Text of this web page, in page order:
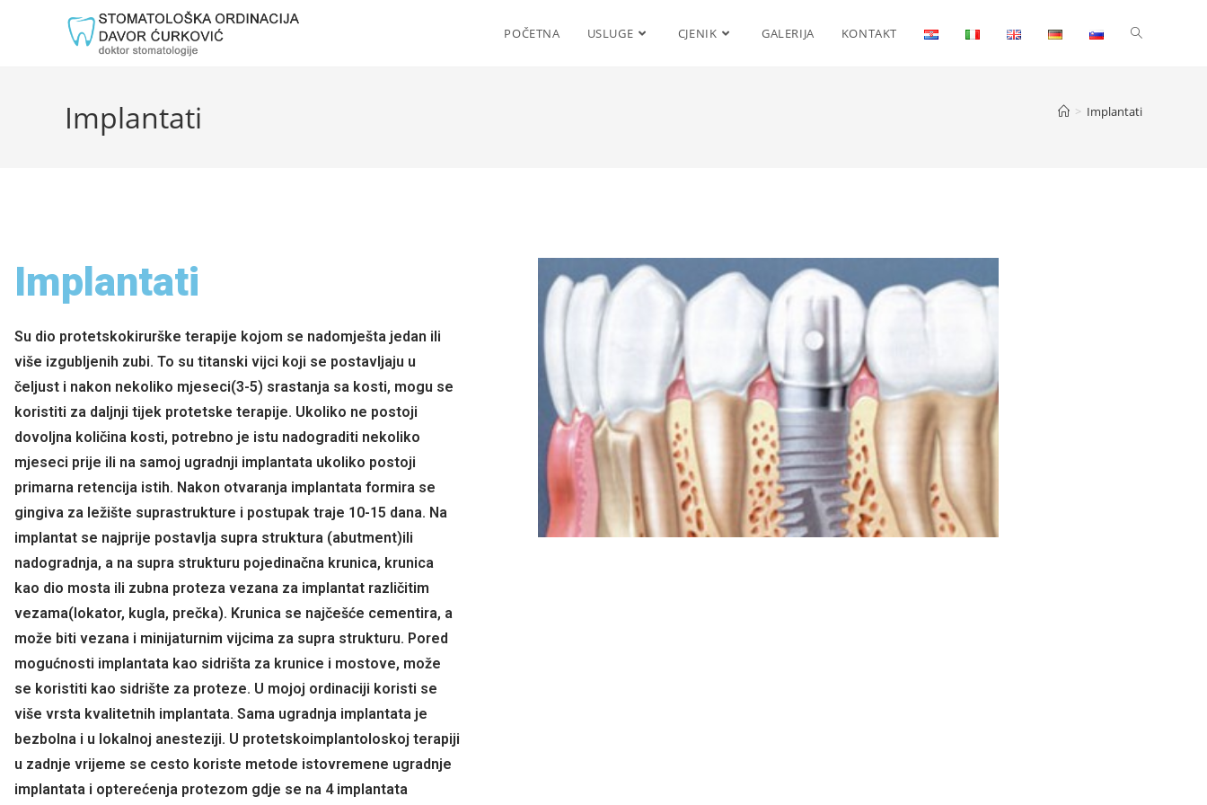
POČETNA USLUGE CJENIK GALERIJA KONTAKT
Implantati > Implantati
Implantati
Su dio protetskokirurške terapije kojom se nadomješta jedan ili
više izgubljenih zubi. To su titanski vijci koji se postavljaju u
čeljust i nakon nekoliko mjeseci(3-5) srastanja sa kosti, mogu se
koristiti za daljnji tijek protetske terapije. Ukoliko ne postoji
dovoljna količina kosti, potrebno je istu nadograditi nekoliko
mjeseci prije ili na samoj ugradnji implantata ukoliko postoji
primarna retencija istih. Nakon otvaranja implantata formira se
gingiva za ležište suprastrukture i postupak traje 10-15 dana. Na
implantat se najprije postavlja supra struktura (abutment)ili
nadogradnja, a na supra strukturu pojedinačna krunica, krunica
kao dio mosta ili zubna proteza vezana za implantat različitim
vezama(lokator, kugla, prečka). Krunica se najčešće cementira, a
može biti vezana i minijaturnim vijcima za supra strukturu. Pored
mogućnosti implantata kao sidrišta za krunice i mostove, može
se koristiti kao sidrište za proteze. U mojoj ordinaciji koristi se
više vrsta kvalitetnih implantata. Sama ugradnja implantata je
bezbolna i u lokalnoj anesteziji. U protetskoimplantoloskoj terapiji
u zadnje vrijeme se cesto koriste metode istovremene ugradnje
implantata i opterećenja protezom gdje se na 4 implantata